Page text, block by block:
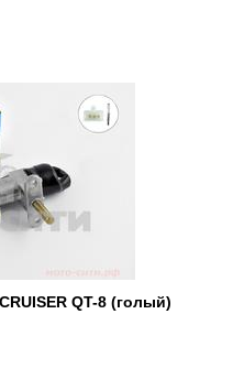
QT-8 (голый)